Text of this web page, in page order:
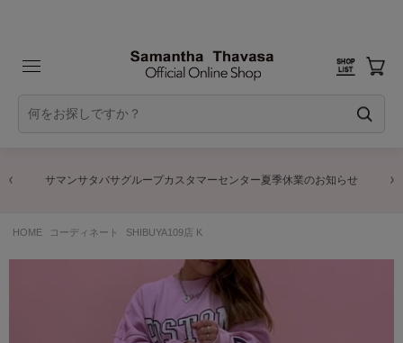
サマンサタバサグループカスタマーセンター夏季休業のお知らせ
HOME コーディネート SHIBUYA109店 K